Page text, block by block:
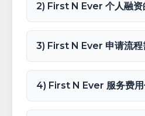
2) First N Ever 个人融资
3) First N Ever 申请流程
4) First N Ever 服务费用